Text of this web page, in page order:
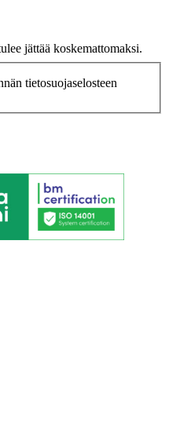
jättää koskemattomaksi.
tietosuojaselosteen